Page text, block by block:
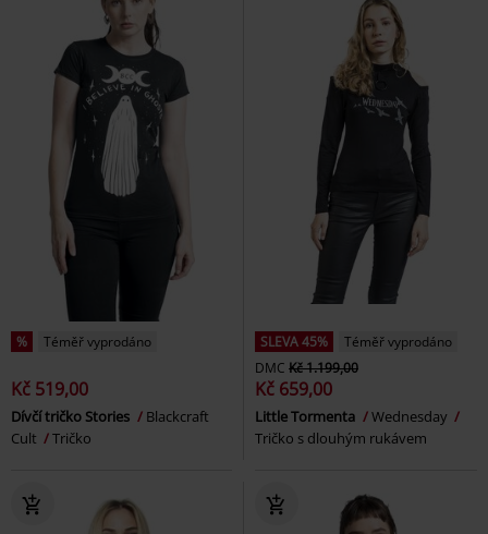
% Téměř vyprodáno
Kč 519,00
Dívčí tričko Stories
Blackcraft
Cult
Tričko
SLEVA 45%
Téměř vyprodáno
DMC Kč 1.199,00
Kč 659,00
Little Tormenta
Wednesday
Tričko s dlouhým rukávem